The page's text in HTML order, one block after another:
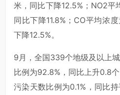
米，同比下降12.5%；NO2平
同比下降11.8%；CO平均浓
下降12.5%。
9月，全国339个地级及以上
比例为92.8%，同比上升0.8
污染天数比例为0.1%，同比